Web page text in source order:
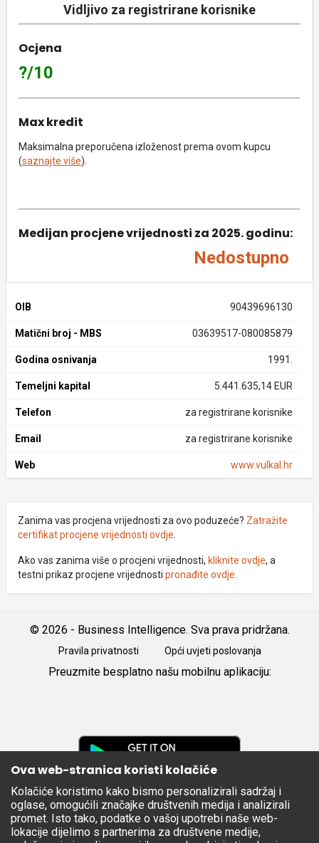
Vidljivo za registrirane korisnike
Ocjena
?/10
Max kredit
Maksimalna preporučena izloženost prema ovom kupcu
(saznajte više).
Medijan procjene vrijednosti za 2025. godinu:
Nedostupno
OIB 90439696130
Matični broj - MBS 03639517-080085879
Godina osnivanja 1991.
Temeljni kapital 5.441.635,14 EUR
Telefon za registrirane korisnike
Email za registrirane korisnike
Web www.vulkal.hr
Zanima vas procjena vrijednosti za ovo poduzeće? Zatražite
certifikat procjene vrijednosti ovdje
Ako vas zanima više o procjeni vrijednosti, kliknite ovdje, a
testni prikaz procjene vrijednosti pronađite ovdje
© 2026 - Business Intelligence. Sva prava pridržana.
Pravila privatnosti Opći uvjeti poslovanja
Preuzmite besplatno našu mobilnu aplikaciju:
Apple
Store
Ova web-stranica koristi kolačiće
Kolačiće koristimo kako bismo personalizirali sadržaj i
oglase, omogućili značajke društvenih medija i analizirali
promet. Isto tako, podatke o vašoj upotrebi naše web-
lokacije dijelimo s partnerima za društvene medije,